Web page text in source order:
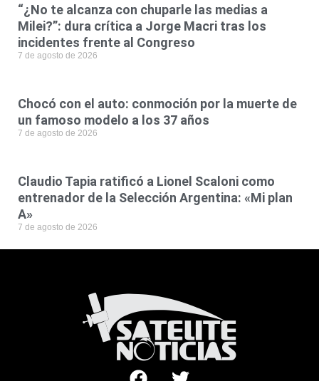
“¿No te alcanza con chuparle las medias a
Milei?”: dura crítica a Jorge Macri tras los
incidentes frente al Congreso
7 de agosto de 2026
Chocó con el auto: conmoción por la muerte de
un famoso modelo a los 37 años
7 de agosto de 2026
Claudio Tapia ratificó a Lionel Scaloni como
entrenador de la Selección Argentina: «Mi plan
A»
7 de agosto de 2026
F T